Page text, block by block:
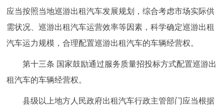
应当按照当地巡游出租汽车发展规划，综合考虑市场实际供
需状况、巡游出租汽车运营效率等因素，科学确定巡游出租
汽车运力规模，合理配置巡游出租汽车的车辆经营权。
第十三条 国家鼓励通过服务质量招投标方式配置巡游出
租汽车的车辆经营权。
县级以上地方人民政府出租汽车行政主管部门应当根据